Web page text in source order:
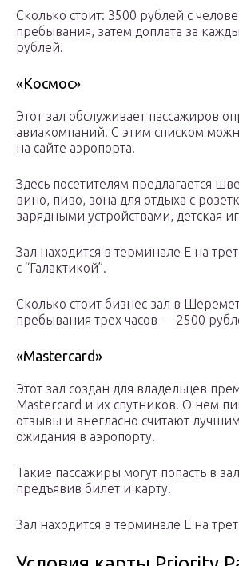
Сколько стоит: 3500 рублей с
пребывания, затем доплата за
рублей.
«Космос»
Этот зал обслуживает пассажиров
авиакомпаний. С этим списком
на сайте аэропорта.
Здесь посетителям предлагается
вино, пиво, зона для отдыха с
зарядными устройствами, детская
Зал находится в терминале Е на
с “Галактикой”.
Сколько стоит бизнес зал в
пребывания трех часов — 2500
«Mastercard»
Этот зал создан для владельцев
Mastercard и их спутников. О нем
отзывы и внегласно считают
ожидания в аэропорту.
Такие пассажиры могут попасть в
предъявив билет и карту.
Зал находится в терминале Е на